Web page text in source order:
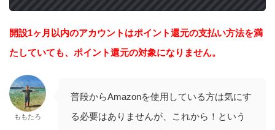
開設1ヶ月以内のアカウントはポイント還元の支払い方法を満
たしていても、ポイント還元の対象になりません。
ももたろ
普段からAmazonを使用している方は気にす
る必要はありませんが、これから！という